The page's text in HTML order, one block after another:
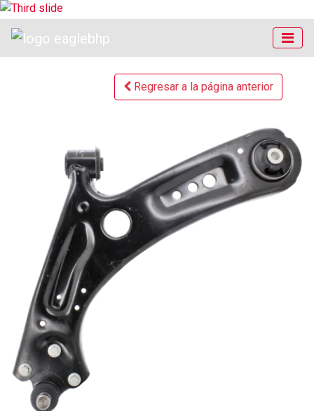
Regresar a la página anterior